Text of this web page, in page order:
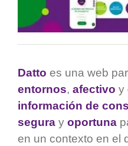
Datto es una web
entornos, afectivo y
información de
segura y oportuna
en un contexto en el